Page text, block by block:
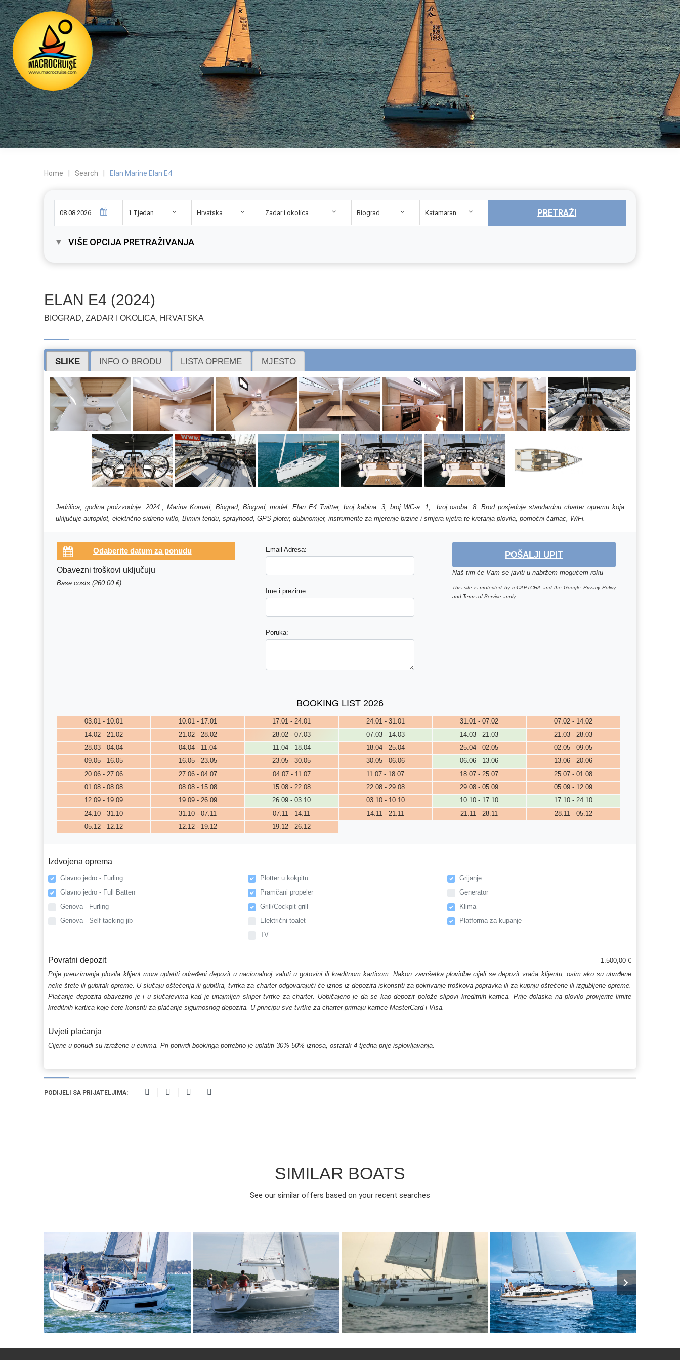
Home Search Elan Marine Elan E4
1 Tjedan Hrvatska Zadar i okolica Biograd Katamaran PRETRAŽI
VIŠE OPCIJA PRETRAŽIVANJA
ELAN E4 (2024)
BIOGRAD, ZADAR I OKOLICA, HRVATSKA
SLIKE INFO O BRODU LISTA OPREME MJESTO
Jedrilica, godina proizvodnje: 2024., Marina Kornati, Biograd, Biograd, model: Elan E4 Twitter, broj kabina: 3, broj WC-a: 1, broj osoba: 8. Brod posjeduje standardnu charter opremu koja
uključuje autopilot, električno sidreno vitlo, Bimini tendu, sprayhood, GPS ploter, dubinomjer, instrumente za mjerenje brzine i smjera vjetra te kretanja plovila, pomoćni čamac, WiFi.
Obavezni troškovi uključuju
Base costs (260.00 €)
Email Adresa:
Ime i prezime:
Poruka:
POŠALJI UPIT
Naš tim će Vam se javiti u nabržem mogućem roku
This site is protected by reCAPTCHA and the Google Privacy Policy
and Terms of Serviceapply.
BOOKING LIST 2026
03.01 - 10.01 10.01 - 17.01 17.01 - 24.01 24.01 - 31.01 31.01 - 07.02
07.02 - 14.02
14.02 - 21.02
21.02 - 28.02 28.02 - 07.03 07.03 - 14.03 14.03 - 21.03
21.03 - 28.03
28.03 - 04.04
04.04 - 11.04 11.04 - 18.04 18.04 - 25.04 25.04 - 02.05
02.05 - 09.05
09.05 - 16.05
16.05 - 23.05 23.05 - 30.05 30.05 - 06.06 06.06 - 13.06
13.06 - 20.06
20.06 - 27.06
27.06 - 04.07 04.07 - 11.07 11.07 - 18.07 18.07 - 25.07
25.07 - 01.08
01.08 - 08.08
08.08 - 15.08 15.08 - 22.08 22.08 - 29.08 29.08 - 05.09
05.09 - 12.09
12.09 - 19.09
19.09 - 26.09 26.09 - 03.10 03.10 - 10.10 10.10 - 17.10
17.10 - 24.10
24.10 - 31.10
31.10 - 07.11 07.11 - 14.11 14.11 - 21.11 21.11 - 28.11
28.11 - 05.12
05.12 - 12.12
12.12 - 19.12 19.12 - 26.12
Izdvojena oprema
Glavno jedro - Furling
Glavno jedro - Full Batten
Genova - Furling
Genova - Self tacking jib
Plotter u kokpitu
Pramčani propeler
Grill/Cockpit grill
Električni toalet
TV
Grijanje
Generator
Klima
Platforma za kupanje
Povratni depozit
1.500,00 €
Prije preuzimanja plovila klijent mora uplatiti određeni depozit u nacionalnoj valuti u gotovini ili kreditnom karticom. Nakon završetka plovidbe cijeli se depozit vraća klijentu, osim ako su utvrđene
neke štete ili gubitak opreme. U slučaju oštećenja ili gubitka, tvrtka za charter odgovarajući će iznos iz depozita iskoristiti za pokrivanje troškova popravka ili za kupnju oštećene ili izgubljene opreme.
Plaćanje depozita obavezno je i u slučajevima kad je unajmljen skiper tvrtke za charter. Uobičajeno je da se kao depozit polože slipovi kreditnih kartica. Prije dolaska na plovilo provjerite limite
kreditnih kartica koje ćete koristiti za plaćanje sigurnosnog depozita. U principu sve tvrtke za charter primaju kartice MasterCard i Visa.
Uvjeti plaćanja
Cijene u ponudi su izražene u eurima. Pri potvrdi bookinga potrebno je uplatiti 30%-50% iznosa, ostatak 4 tjedna prije isplovljavanja.
PODIJELI SA PRIJATELJIMA:
SIMILAR BOATS
See our similar offers based on your recent searches
8
PERSON
2026
YEAR
3
CABINS
FROM 1700€ 6
PERSON
2006
YEAR
3
CABINS
FROM 1200€ 6
PERSON
2025
YEAR
3
CABINS
FROM 2500€ 8
PERSON
2016
YEAR
3
CABINS
FROM 1500€